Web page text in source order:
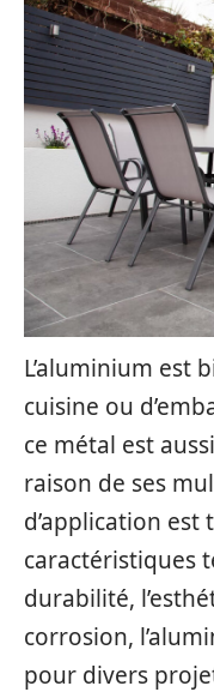
L’aluminium est
cuisine ou
ce métal est
raison de ses
d’application est
caractéristiques
durabilité,
corrosion,
pour divers